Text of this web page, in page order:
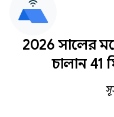
2026 সালের
চালান 41